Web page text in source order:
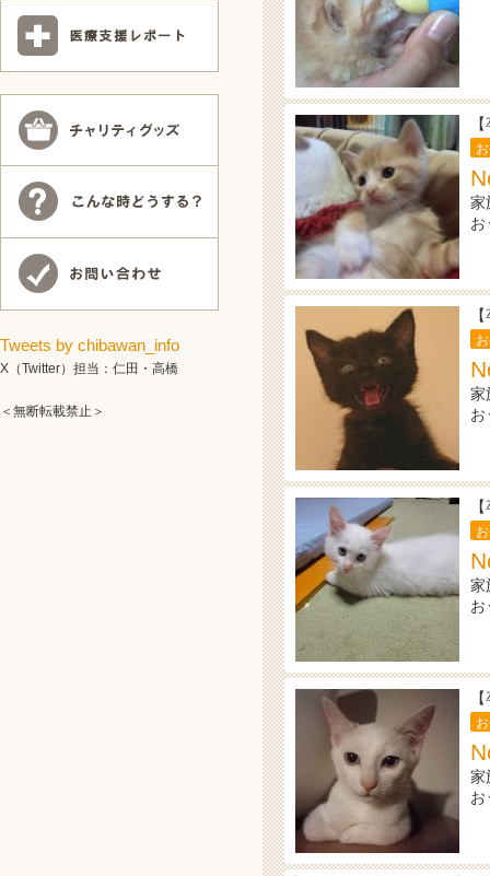
家
お
家
お
家
お
家
お
Tweets by chibawan_info
X（Twitter）担当：仁田・高橋
＜無断転載禁止＞